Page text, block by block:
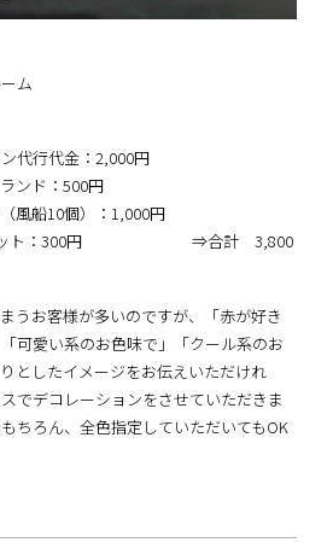
ム
代行代金：2,000円
ンド：500円
風船10個）：1,000円
セット：300円 ⇒合計 3,800
うお客様が多いのですが、「赤が好き
可愛い系のお色味で」「クール系のお
としたイメージをお伝えいただけれ
でデコレーションをさせていただきま
ちろん、全色指定していただいてもOK